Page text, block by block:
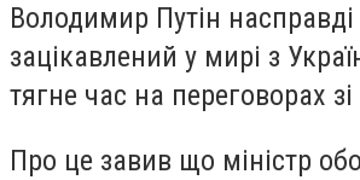
Володимир Путін насправді
зацікавлений у мирі з
тягне час на переговорах
Про це завив що міністр